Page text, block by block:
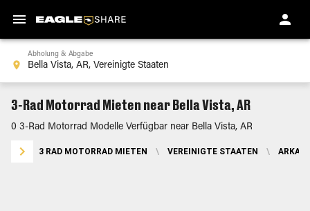
Abholung & Abgabe
3-Rad Motorrad Mieten near Bella Vista, AR
0 3-Rad Motorrad Modelle Verfügbar near Bella Vista, AR
3 RAD MOTORRAD MIETEN \ VEREINIGTE STAATEN \